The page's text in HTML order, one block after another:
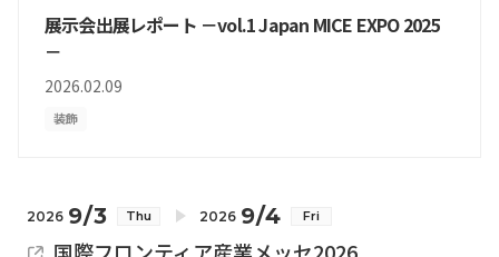
展示会出展レポート －vol.1 Japan MICE EXPO 2025
－
2026.02.09
装飾
2026 9/3 Thu 2026 9/4 Fri